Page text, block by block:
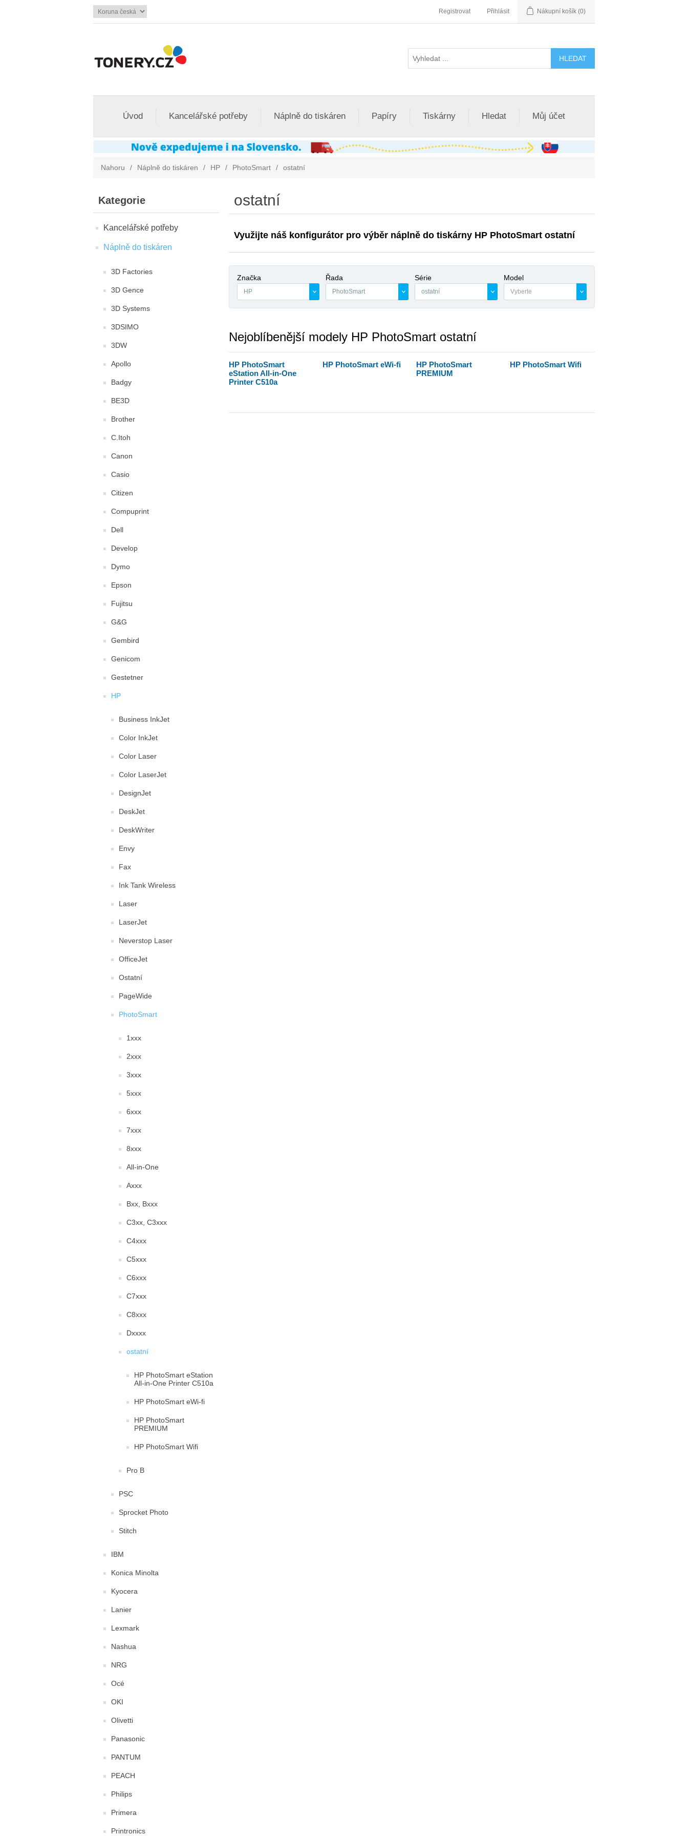
Registrovat Přihlásit Nákupní košík (0)
Úvod Kancelářské potřeby Náplně do tiskáren Papíry Tiskárny Hledat Můj účet
Nahoru / Náplně do tiskáren / HP / PhotoSmart / ostatní
Kategorie
Kancelářské potřeby
Náplně do tiskáren
3D Factories
3D Gence
3D Systems
3DSIMO
3DW
Apollo
Badgy
BE3D
Brother
C.Itoh
Canon
Casio
Citizen
Compuprint
Dell
Develop
Dymo
Epson
Fujitsu
G&G
Gembird
Genicom
Gestetner
HP
Business InkJet
Color InkJet
Color Laser
Color LaserJet
DesignJet
DeskJet
DeskWriter
Envy
Fax
Ink Tank Wireless
Laser
LaserJet
Neverstop Laser
OfficeJet
Ostatní
PageWide
PhotoSmart
1xxx
2xxx
3xxx
5xxx
6xxx
7xxx
8xxx
All-in-One
Axxx
Bxx, Bxxx
C3xx, C3xxx
C4xxx
C5xxx
C6xxx
C7xxx
C8xxx
Dxxxx
ostatní
HP PhotoSmart eStation
All-in-One Printer C510a
HP PhotoSmart eWi-fi
HP PhotoSmart
PREMIUM
HP PhotoSmart Wifi
Pro B
PSC
Sprocket Photo
Stitch
IBM
Konica Minolta
Kyocera
Lanier
Lexmark
Nashua
NRG
Océ
OKI
Olivetti
Panasonic
PANTUM
PEACH
Philips
Primera
Printronics
ostatní
Využijte náš konfigurátor pro výběr náplně do tiskárny HP PhotoSmart ostatní
Značka
HP
Řada
PhotoSmart
Série
ostatní
Model
Vyberte
Nejoblíbenější modely HP PhotoSmart ostatní
HP PhotoSmart
eStation All-in-One
Printer C510a
HP PhotoSmart eWi-fi
HP PhotoSmart
PREMIUM
HP PhotoSmart Wifi